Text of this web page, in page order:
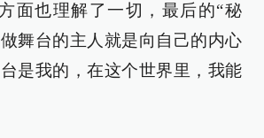
面也理解了一切，最后的“秘
舞台的主人就是向自己的内心
是我的，在这个世界里，我能